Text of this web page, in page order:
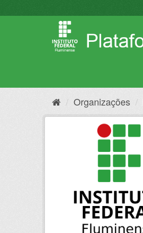
para
Organizações